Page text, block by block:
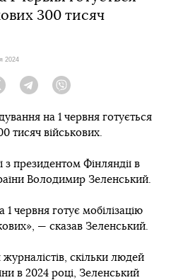
300 тисяч
2024
Twitter Telegram
на 1 червня готується
тисяч військових.
з президентом Фінляндії в
Володимир Зеленський.
червня готує мобілізацію
— сказав Зеленський.
скільки людей
в 2024 році, Зеленський